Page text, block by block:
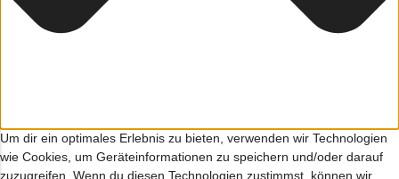
Um dir ein optimales Erlebnis zu bieten, verwenden wir Technologien
wie Cookies, um Geräteinformationen zu speichern und/oder darauf
zuzugreifen. Wenn du diesen Technologien zustimmst, können wir